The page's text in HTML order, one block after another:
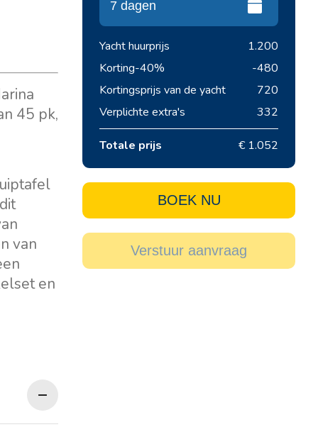
45 pk,
van
en
Yacht huurprijs
1.200
Korting-40%
-480
Kortingsprijs van de yacht
720
Verplichte extra's
332
Totale prijs € 1.052
BOEK NU
Verstuur aanvraag